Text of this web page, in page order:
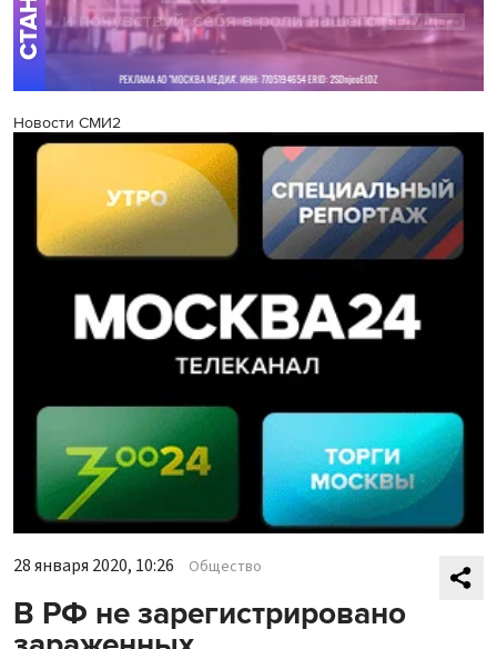
Новости СМИ2
28 января 2020, 10:26 Общество
В РФ не зарегистрировано